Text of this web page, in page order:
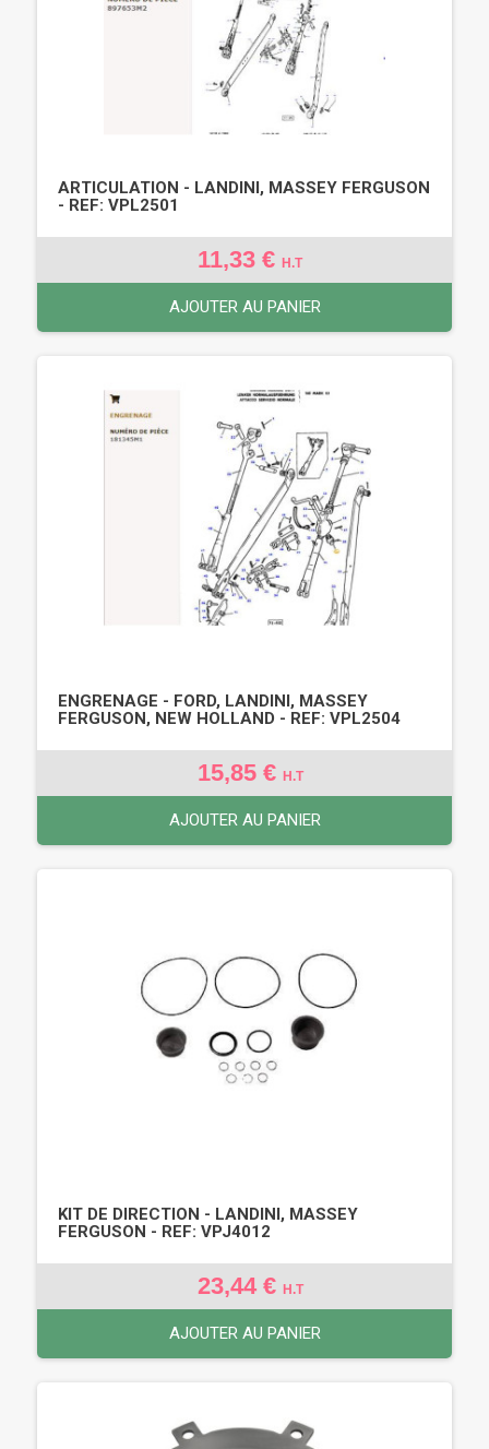
ARTICULATION - LANDINI, MASSEY FERGUSON
- REF: VPL2501
11,33 € H.T
AJOUTER AU PANIER
ENGRENAGE - FORD, LANDINI, MASSEY
FERGUSON, NEW HOLLAND - REF: VPL2504
15,85 € H.T
AJOUTER AU PANIER
KIT DE DIRECTION - LANDINI, MASSEY
FERGUSON - REF: VPJ4012
23,44 € H.T
AJOUTER AU PANIER